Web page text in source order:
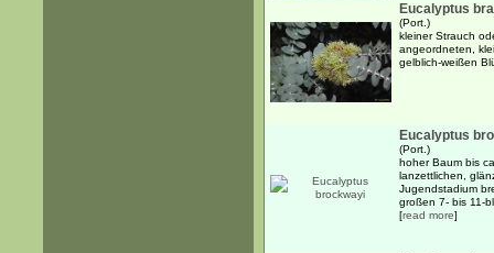
Eucalyptus
(Port.)
kleiner Strauch
angeordneten,
gelblich-weißen
Eucalyptus
(Port.)
hoher Baum bis
lanzettlichen,
Jugendstadium
großen 7- bis 11-
[read more]